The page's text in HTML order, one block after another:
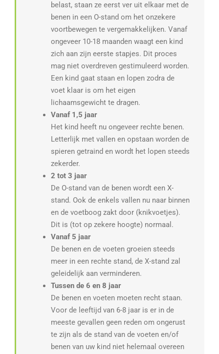
belast, staan ze eerst ver uit elkaar met de
benen in een O-stand om het onzekere
voortbewegen te vergemakkelijken. Vanaf
ongeveer 10-18 maanden waagt een kind
zich aan zijn eerste stapjes. Dit proces
mag niet overdreven gestimuleerd worden.
Een kind gaat staan en lopen zodra de
voet klaar is om het eigen
lichaamsgewicht te dragen.
Vanaf 1,5 jaar
Het kind heeft nu ongeveer rechte benen.
Letterlijk met vallen en opstaan worden de
spieren getraind en wordt het lopen steeds
zekerder.
2 tot 3 jaar
De O-stand van de benen wordt een X-
stand. Ook de enkels vallen nu naar binnen
en de voetboog zakt door (knikvoetjes).
Dit is (tot op zekere hoogte) normaal.
Vanaf 5 jaar
De benen en de voeten groeien steeds
meer in een rechte stand, de X-stand zal
geleidelijk aan verminderen.
Tussen de 6 en 8 jaar
De benen en voeten moeten recht staan.
Voor de leeftijd van 6-8 jaar is er in de
meeste gevallen geen reden om ongerust
te zijn als de stand van de voeten en/of
benen van uw kind niet helemaal overeen